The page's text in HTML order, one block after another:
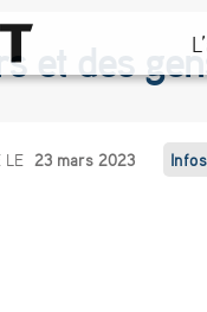
et des
LE 23 mars 2023